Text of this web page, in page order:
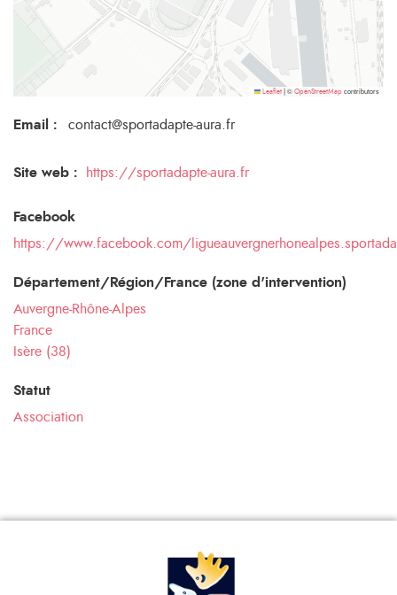
Leaflet © OpenStreetMap contributors
Email : contact@sportadapte-aura.fr
Site web : https://sportadapte-aura.fr
Facebook
https://www.facebook.com/
Département/Région/France (zone d'intervention)
Auvergne-Rhône-Alpes
France
Isère (38)
Statut
Association